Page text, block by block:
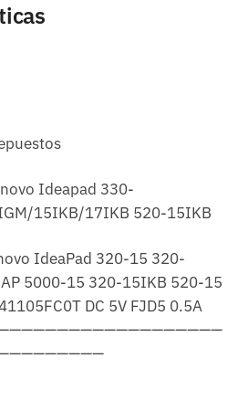
Ideapad 330-
15IKB/17IKB 520-15IKB
IdeaPad 320-15 320-
5000-15 320-15IKB 520-15
DC 5V FJD5 0.5A